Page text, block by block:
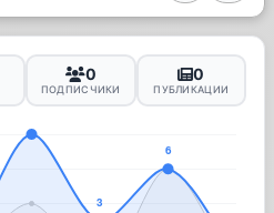
0
ПОДПИСЧИКИ
0
ПУБЛИКАЦИИ